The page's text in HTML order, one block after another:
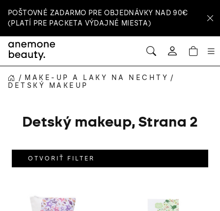
na
obsah
POŠTOVNÉ ZADARMO PRE OBJEDNÁVKY NAD 90€
(PLATÍ PRE PACKETA VÝDAJNÉ MIESTA)
HĽADAŤ
Prihlásenie
DOMOV
/ MAKE-UP A LAKY NA NECHTY /
DETSKÝ MAKEUP
Detský makeup, Strana 2
OTVORIŤ FILTER